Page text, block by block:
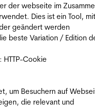
der webseite im
Dies ist ein Tool,
geändert werden
beste Variation / Edition
: HTTP-Cookie
um Besuchern auf
die relevant und